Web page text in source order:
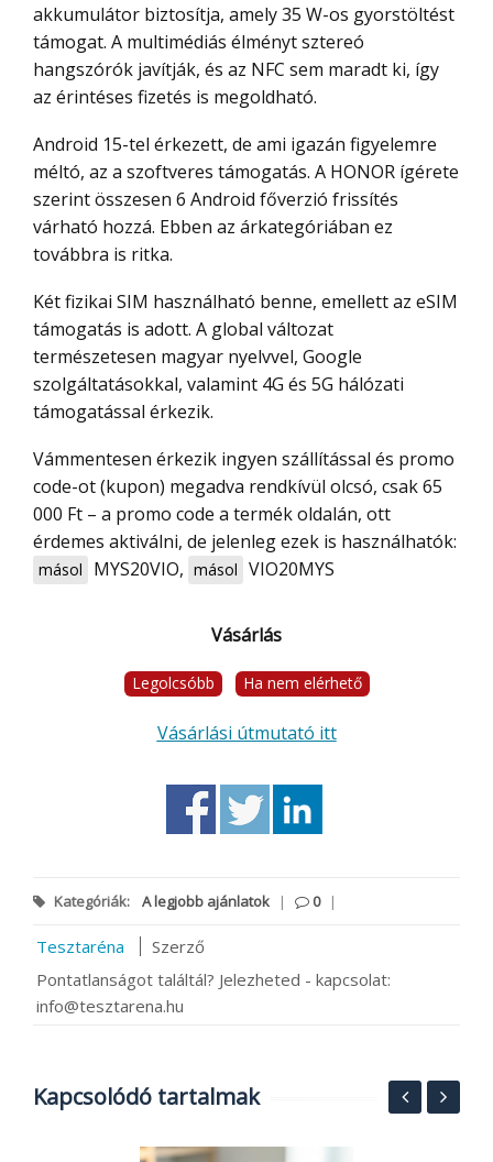
akkumulátor biztosítja, amely 35 W-os gyorstöltést
támogat. A multimédiás élményt sztereó
hangszórók javítják, és az NFC sem maradt ki, így
az érintéses fizetés is megoldható.
Android 15-tel érkezett, de ami igazán figyelemre
méltó, az a szoftveres támogatás. A HONOR ígérete
szerint összesen 6 Android főverzió frissítés
várható hozzá. Ebben az árkategóriában ez
továbbra is ritka.
Két fizikai SIM használható benne, emellett az eSIM
támogatás is adott. A global változat
természetesen magyar nyelvvel, Google
szolgáltatásokkal, valamint 4G és 5G hálózati
támogatással érkezik.
Vámmentesen érkezik ingyen szállítással és promo
code-ot (kupon) megadva rendkívül olcsó, csak 65
000 Ft – a promo code a termék oldalán, ott
érdemes aktiválni, de jelenleg ezek is használhatók:
másol MYS20VIO, másol VIO20MYS
Vásárlás
Legolcsóbb Ha nem elérhető
Vásárlási útmutató itt
Kategóriák: A legjobb ajánlatok | 0 |
Tesztaréna
Szerző
Pontatlanságot találtál? Jelezheted - kapcsolat:
info@tesztarena.hu
Kapcsolódó tartalmak